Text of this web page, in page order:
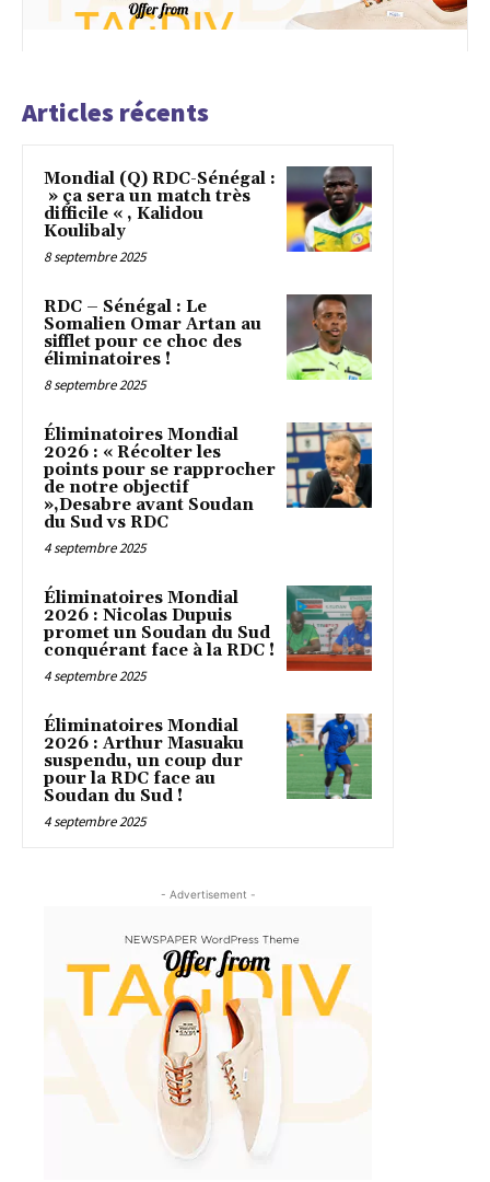
Articles récents
Mondial (Q) RDC-Sénégal :
» ça sera un match très
difficile « , Kalidou
Koulibaly
8 septembre 2025
RDC – Sénégal : Le
Somalien Omar Artan au
sifflet pour ce choc des
éliminatoires !
8 septembre 2025
Éliminatoires Mondial
2026 : « Récolter les
points pour se rapprocher
de notre objectif
»,Desabre avant Soudan
du Sud vs RDC
4 septembre 2025
Éliminatoires Mondial
2026 : Nicolas Dupuis
promet un Soudan du Sud
conquérant face à la RDC !
4 septembre 2025
Éliminatoires Mondial
2026 : Arthur Masuaku
suspendu, un coup dur
pour la RDC face au
Soudan du Sud !
4 septembre 2025
- Advertisement -